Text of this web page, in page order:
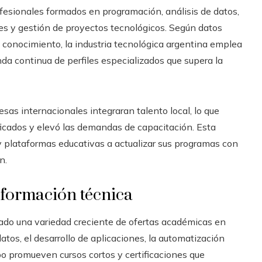
formados en programación, análisis de datos,
y gestión de proyectos tecnológicos. Según datos
la industria tecnológica argentina emplea
continua de perfiles especializados que supera la
internacionales integraran talento local, lo que
y elevó las demandas de capacitación. Esta
educativas a actualizar sus programas con
técnica
una variedad creciente de ofertas académicas en
el desarrollo de aplicaciones, la automatización
cursos cortos y certificaciones que